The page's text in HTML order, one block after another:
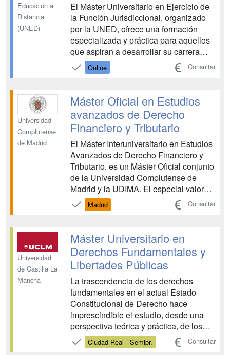
Educación a
Distancia
(UNED)
El Máster Universitario en Ejercicio de
la Función Jurisdiccional, organizado
por la UNED, ofrece una formación
especializada y práctica para aquellos
que aspiran a desarrollar su carrera
profesional en el ámbito judicial.
Proporciona una comprensión profunda
habilidades necesarias para el
desempeño de la función ...
Online Consultar
Universidad
Complutense
de Madrid
Máster Oficial en Estudios
avanzados de Derecho
Financiero y Tributario
El Máster Interuniversitario en Estudios
Avanzados de Derecho Financiero y
Tributario, es un Máster Oficial conjunto
de la Universidad Complutense de
Madrid y la UDIMA. El especial valor
formativo del Derecho Financiero y
Tributario hace que su enseñanza e
solamente, por razones prácticas o
profesionales, dados lo...
Madrid Consultar
Universidad
de Castilla La
Mancha
Máster Universitario en
Derechos Fundamentales y
Libertades Públicas
La trascendencia de los derechos
fundamentales en el actual Estado
Constitucional de Derecho hace
imprescindible el estudio, desde una
perspectiva teórica y práctica, de los
problemas actuales y relevantes del
Derecho, que por su naturaleza más
Ciudad Real - Semipr. Consultar